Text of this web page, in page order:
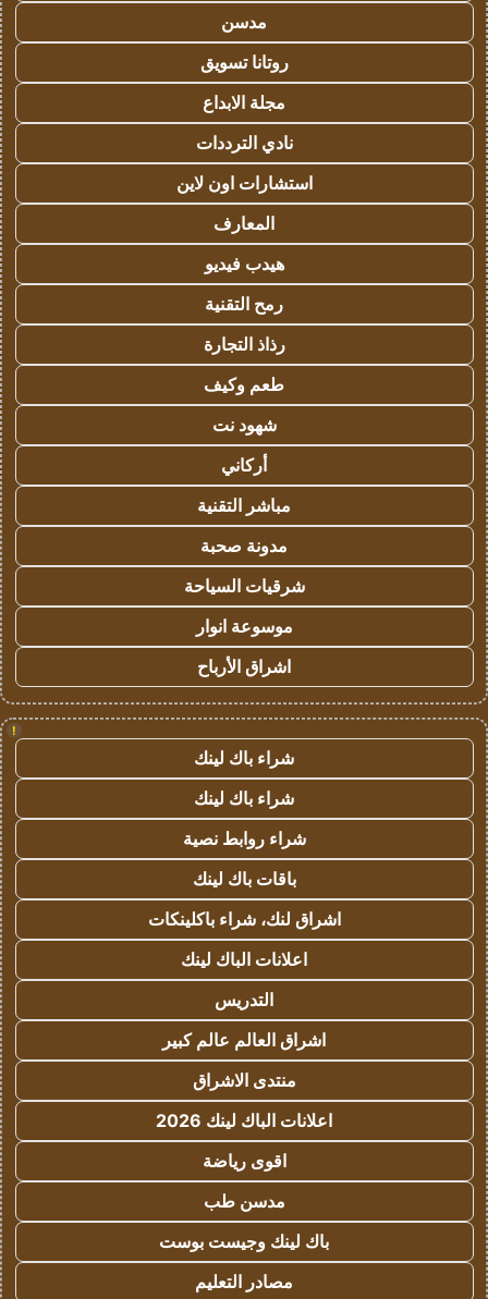
مدسن
روتانا تسويق
مجلة الابداع
نادي الترددات
استشارات اون لاين
المعارف
هيدب فيديو
رمح التقنية
رذاذ التجارة
طعم وكيف
شهود نت
أركاني
مباشر التقنية
مدونة صحبة
شرقيات السياحة
موسوعة انوار
اشراق الأرباح
!
شراء باك لينك
شراء باك لينك
شراء روابط نصية
باقات باك لينك
اشراق لنك، شراء باكلينكات
اعلانات الباك لينك
التدريس
اشراق العالم عالم كبير
منتدى الاشراق
اعلانات الباك لينك 2026
اقوى رياضة
مدسن طب
باك لينك وجيست بوست
مصادر التعليم